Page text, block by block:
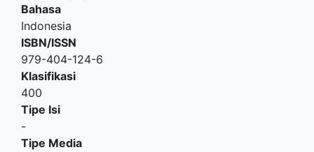
Bahasa
Indonesia
ISBN/ISSN
979-404-124-6
Klasifikasi
400
Tipe Isi
-
Tipe Media